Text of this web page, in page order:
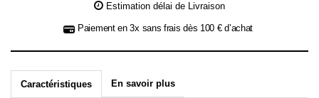
Estimation délai de Livraison
Paiement en 3x sans frais dès 100 € d’achat
Caractéristiques En savoir plus